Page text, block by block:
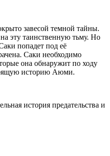
завесой темной тайны.
эту таинственную тьму. Но
попадет под её
Саки необходимо
она обнаружит по ходу
историю Аюми.
история предательства и